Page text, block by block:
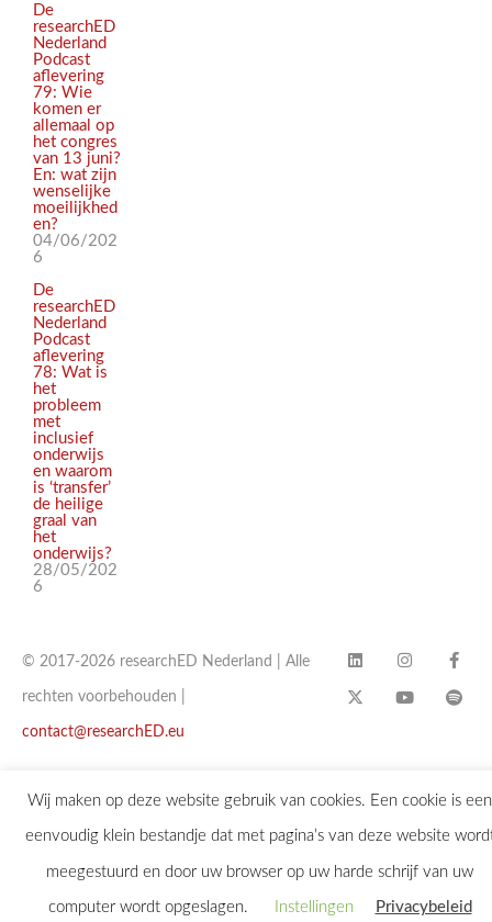
De
researchED
Nederland
Podcast
aflevering
79: Wie
komen er
allemaal op
het congres
van 13 juni?
En: wat zijn
wenselijke
moeilijkhed
en?
04/06/202
6
De
researchED
Nederland
Podcast
aflevering
78: Wat is
het
probleem
met
inclusief
onderwijs
en waarom
is ‘transfer’
de heilige
graal van
het
onderwijs?
28/05/202
6
© 2017-2026 researchED Nederland | Alle
rechten voorbehouden |
contact@researchED.eu
Wij maken op deze website gebruik van cookies. Een cookie is een
eenvoudig klein bestandje dat met pagina’s van deze website
meegestuurd en door uw browser op uw harde schrijf van uw
computer wordt opgeslagen. Instellingen Privacybeleid